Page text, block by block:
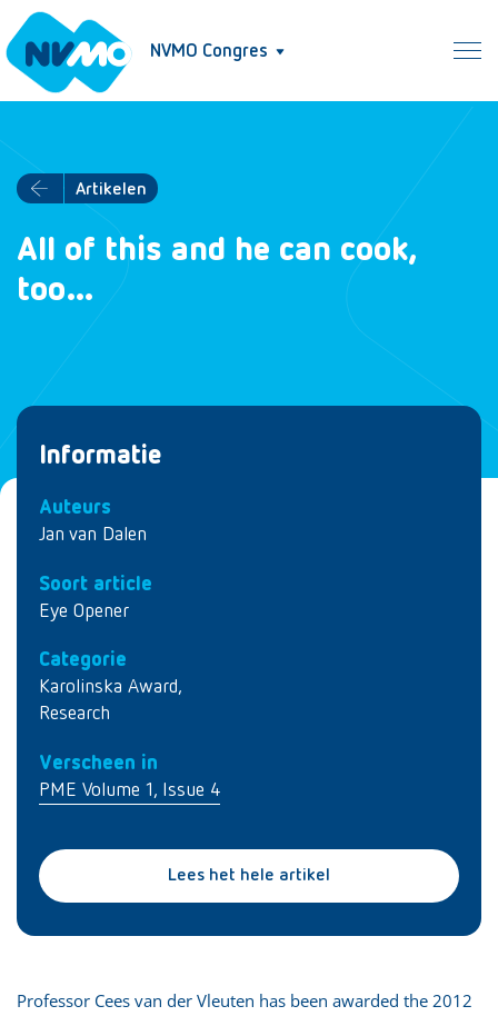
NVMO Congres
Artikelen
All of this and he can cook,
too…
Informatie
Auteurs
Jan van Dalen
Soort article
Eye Opener
Categorie
Karolinska Award,
Research
Verscheen in
PME Volume 1, Issue 4
Lees het hele artikel
Professor Cees van der Vleuten has been awarded the 2012